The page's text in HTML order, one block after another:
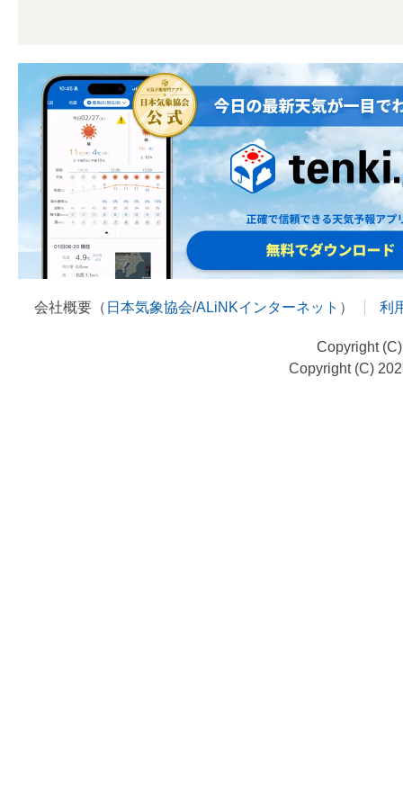
会社概要（ 日本気象協会/ALiNKインターネット ） 利
Copyright
Copyright (C)